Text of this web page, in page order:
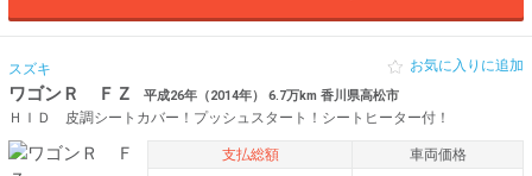
スズキ
ワゴンＲ ＦＺ 平成26年（2014年） 6.7万km 香川県高松市
ＨＩＤ 皮調シートカバー！プッシュスタート！シートヒーター付！
お気に入りに追加
支払総額 車両価格